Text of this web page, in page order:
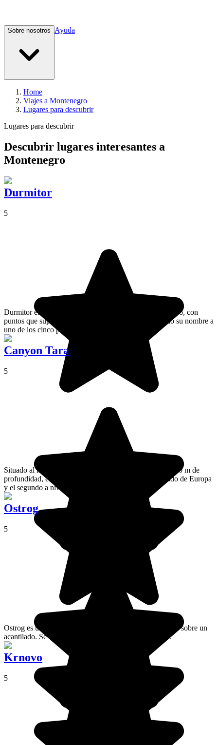
Sobre nosotros Ayuda
Home
Viajes a Montenegro
Lugares para descubrir
Lugares para descubrir
Descubrir lugares interesantes a
Montenegro
Durmitor
5
Durmitor es el macizo montañoso más alto de Montenegro, con
puntos que superan los 2500 metros de altitud. Ha dado su nombre a
uno de los cinco parques nacionales del país.
Canyon Tara
5
Situado al noroeste de montenegro y alcanzando los 1.300 m de
profundidad, el cañon del Tara es el cañón más profundo de Europa
y el segundo a nivel mundial.
Ostrog
5
Ostrog es un espléndido monasterio ortodoxo, construido sobre un
acantilado. Se encuentra en el corazón de Montenegro.
Krnovo
5